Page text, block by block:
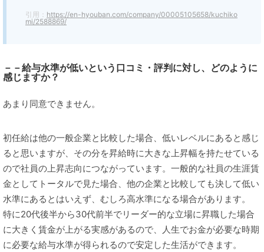
引用： https://en-hyouban.com/company/00005105658/kuchiko
mi/2588869/
－－給与水準が低いという口コミ・評判に対し、どのように
感じますか？
あまり同意できません。
初任給は他の一般企業と比較した場合、低いレベルにあると感じ
ると思いますが、その分を昇給時に大きな上昇幅を持たせている
ので社員の上昇志向につながっています。一般的な社員の生涯賃
金としてトータルで見た場合、他の企業と比較しても決して低い
水準にあるとはいえず、むしろ高水準になる場合があります。
特に20代後半から30代前半でリーダー的な立場に昇職した場合
に大きく賃金が上がる実感があるので、人生でお金が必要な時期
に必要な給与水準が得られるので安定した生活ができます。